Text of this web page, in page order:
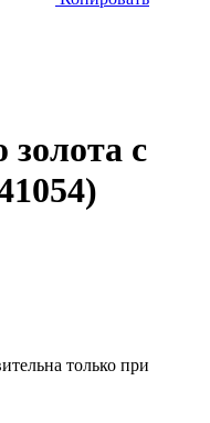
золота с
только при